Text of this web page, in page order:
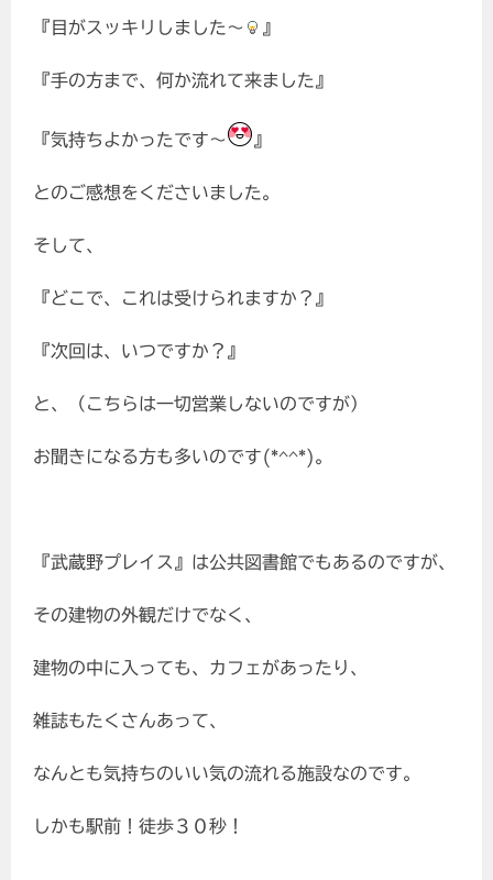
『目がスッキリしました～ 』
『手の方まで、何か流れて来ました』
『気持ちよかったです～ 』
とのご感想をくださいました。
そして、
『どこで、これは受けられますか？』
『次回は、いつですか？』
と、（こちらは一切営業しないのですが）
お聞きになる方も多いのです(*^^*)。
『武蔵野プレイス』は公共図書館でもあるのですが、
その建物の外観だけでなく、
建物の中に入っても、カフェがあったり、
雑誌もたくさんあって、
なんとも気持ちのいい気の流れる施設なのです。
しかも駅前！徒歩３０秒！